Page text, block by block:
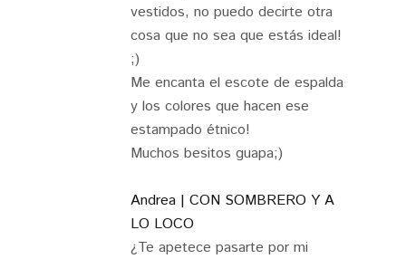
vestidos, no puedo decirte otra
cosa que no sea que estás ideal!
;)
Me encanta el escote de espalda
y los colores que hacen ese
estampado étnico!
Muchos besitos guapa;)
Andrea | CON SOMBRERO Y A
LO LOCO
¿Te apetece pasarte por mi